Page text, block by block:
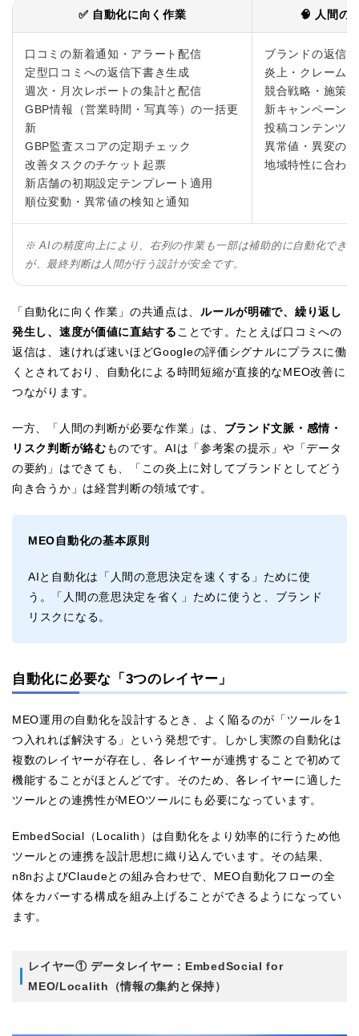
✅ 自動化に向く作業 🧠 人間の
口コミの新着通知・アラート配信
定型口コミへの返信下書き生成
週次・月次レポートの集計と配信
GBP情報（営業時間・写真等）の一括更
新
GBP監査スコアの定期チェック
改善タスクのチケット起票
新店舗の初期設定テンプレート適用
順位変動・異常値の検知と通知
ブランドの返信
炎上・クレーム
競合戦略・施策
新キャンペーン
投稿コンテンツ
異常値・異変の
地域特性に合わ
※ AIの精度向上により、右列の作業も一部は補助的に自動化でき
が、最終判断は人間が行う設計が安全です。
「自動化に向く作業」の共通点は、 ルールが明確で、繰り返し
発生し、速度が価値に直結する ことです。たとえば口コミへの
返信は、速ければ速いほどGoogleの評価シグナルにプラスに働
くとされており、自動化による時間短縮が直接的なMEO改善に
つながります。
一方、「人間の判断が必要な作業」は、 ブランド文脈・感情・
リスク判断が絡むものです。AIは「参考案の提示」や「データ
の要約」はできても、「この炎上に対してブランドとしてどう
向き合うか」は経営判断の領域です。
MEO自動化の基本原則
AIと自動化は「人間の意思決定を速くする」ために使
う。「人間の意思決定を省く」ために使うと、ブランド
リスクになる。
自動化に必要な「3つのレイヤー」
MEO運用の自動化を設計するとき、よく陥るのが「ツールを1
つ入れれば解決する」という発想です。しかし実際の自動化は
複数のレイヤーが存在し、各レイヤーが連携することで初めて
機能することがほとんどです。そのため、各レイヤーに適した
ツールとの連携性がMEOツールにも必要になっています。
EmbedSocial（Localith）は自動化をより効率的に行うため他
ツールとの連携を設計思想に織り込んでいます。その結果、
n8nおよびClaudeとの組み合わせで、MEO自動化フローの全
体をカバーする構成を組み上げることができるようになってい
ます。
レイヤー① データレイヤー：EmbedSocial for
MEO/Localith（情報の集約と保持）